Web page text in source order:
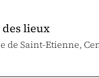
lieux
de Saint-Etienne,